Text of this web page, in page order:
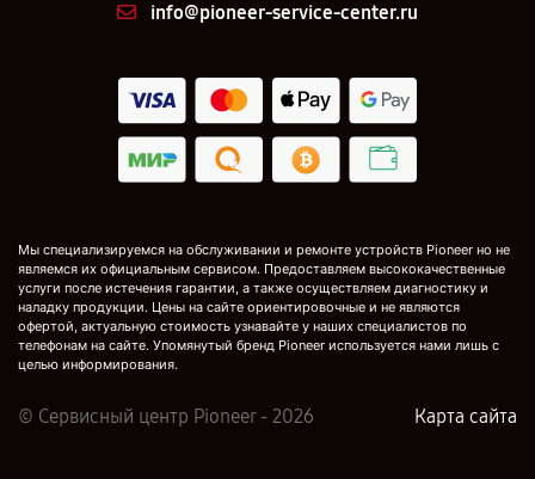
info@pioneer-service-center.ru
Мы специализируемся на обслуживании и ремонте устройств Pioneer но не
являемся их официальным сервисом. Предоставляем высококачественные
услуги после истечения гарантии, а также осуществляем диагностику и
наладку продукции. Цены на сайте ориентировочные и не являются
офертой, актуальную стоимость узнавайте у наших специалистов по
телефонам на сайте. Упомянутый бренд Pioneer используется нами лишь с
целью информирования.
© Сервисный центр Pioneer - 2026 Карта сайта